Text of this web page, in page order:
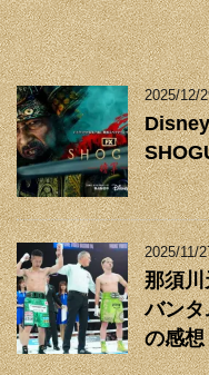
2025/12/
2025/11/
那須
バン
の感想